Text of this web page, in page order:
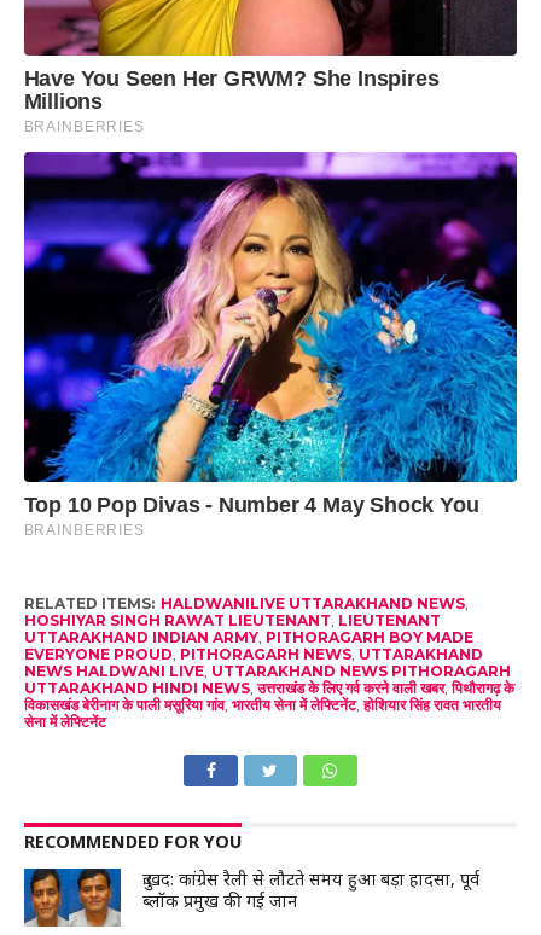
RELATED ITEMS: HALDWANILIVE UTTARAKHAND NEWS,
HOSHIYAR SINGH RAWAT LIEUTENANT LIEUTENANT
UTTARAKHAND INDIAN ARMY, PITHORAGARH BOY MADE
EVERYONE PROUD PITHORAGARH NEWS, UTTARAKHAND
NEWS HALDWANI LIVE, UTTARAKHAND NEWS PITHORAGARH
UTTARAKHAND HINDI NEWS,उत्तराखंड के लिए गर्व करने वाली खबर,पिथौरागढ़ के
विकासखंड बेरीनाग के पाली मसूरिया गांव, भारतीय सेना में लेफ्टिनेंट,होशियार सिंह रावत भारतीय
सेना में लेफ्टिनेंट
RECOMMENDED FOR YOU
दुःखद: कांग्रेस रैली से लौटते समय हुआ बड़ा हादसा, पूर्व
ब्लॉक प्रमुख की गई जान